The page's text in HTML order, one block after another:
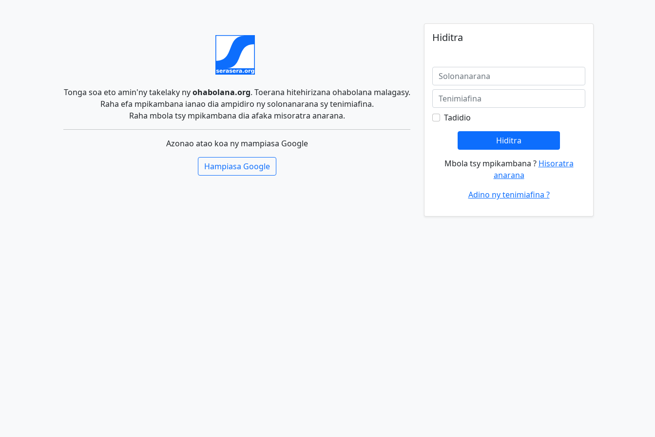
Tonga soa eto amin'ny takelaky nyohabolana.org. Toerana hitehirizana ohabolana malagasy.
Raha efa mpikambana ianao dia ampidiro ny solonanarana sy tenimiafina.
Raha mbola tsy mpikambana dia afaka misoratra anarana.
Azonao atao koa ny mampiasa Google
Hampiasa Google
Hiditra
Tadidio
Hiditra
Mbola tsy mpikambana ? Hisoratra
anarana
Adino ny tenimiafina ?